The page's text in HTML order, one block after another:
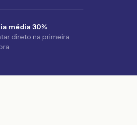
média 30%
direto na primeira